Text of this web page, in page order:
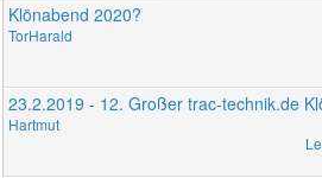
Klönabend 2020?
TorHarald
23.2.2019 - 12. Großer trac-technik.de
Hartmut